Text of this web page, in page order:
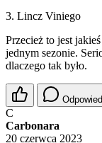
3. Lincz Viniego
Przecież to jest
jednym sezonie.
dlaczego tak było.
C
Carbonara
20 czerwca 2023